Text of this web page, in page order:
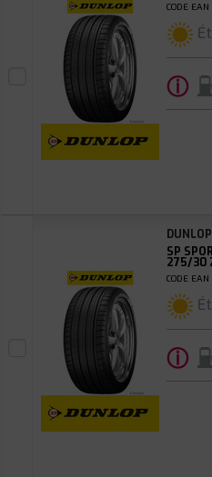
CODE
ⓘ
DUNLOP
SP
275/30
CODE
ⓘ